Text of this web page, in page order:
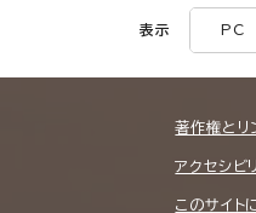
表示 PC
著作権とリ
アクセシビ
このサイト